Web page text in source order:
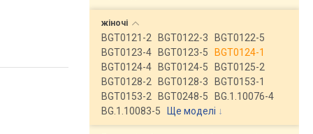
жіночі
BGT0121-2 BGT0122-3
BGT0122-5
BGT0123-4
BGT0123-5
BGT0124-1
BGT0124-4
BGT0124-5
BGT0125-2
BGT0128-2
BGT0128-3
BGT0153-1
BGT0153-2
BGT0248-5
BG.1.10076-4
BG.1.10083-5
Ще моделі ↓